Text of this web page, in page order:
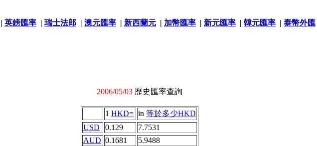
| 英鎊匯率 | 瑞士法郎 | 澳元匯率 | 新西蘭元 | 加幣匯率 | 新元匯率 | 韓元匯率 | 泰幣外匯
2006/05/03 歷史匯率查詢
1 HKD= in 等於多少HKD
USD
0.129
7.7531
AUD 0.1681
5.9488